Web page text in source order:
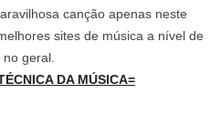
canção apenas neste
sites de música a nível de
geral.
DA MÚSICA=